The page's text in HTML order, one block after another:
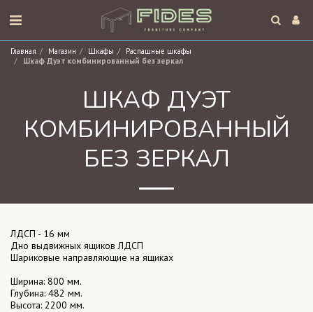
Главная Магазин Шкафы
Распашные шкафы
Шкаф Дуэт комбинированный без зеркал
ШКАФ ДУЭТ
КОМБИНИРОВАННЫЙ
БЕЗ ЗЕРКАЛ
ЛДСП - 16 мм
Дно выдвижных ящиков ЛДСП
Шариковые направляющие на ящиках
Ширина: 800 мм.
Глубина: 482 мм.
Высота: 2200 мм.